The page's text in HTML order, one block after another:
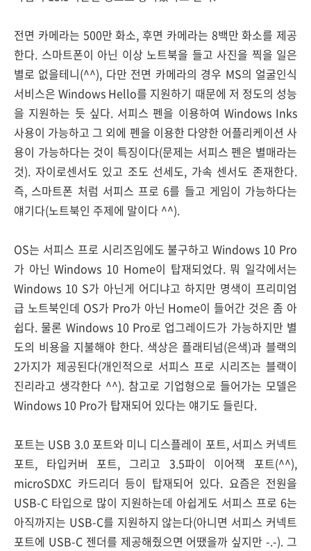
전면 카메라는 500만 화소, 후면 카메라는 8백만 화소를 제공
한다. 스마트폰이 아닌 이상 노트북을 들고 사진을 찍을 일은
별로 없을테니(^^), 다만 전면 카메라의 경우 MS의 얼굴인식
서비스은 Windows Hello를 지원하기 때문에 저 정도의 성능
을 지원하는 듯 싶다. 서피스 펜을 이용하여 Windows Inks
사용이 가능하고 그 외에 펜을 이용한 다양한 어플리케이션 사
용이 가능하다는 것이 특징이다(문제는 서피스 펜은 별매라는
것). 자이로센서도 있고 조도 선세도, 가속 센서도 존재한다.
즉, 스마트폰 처럼 서피스 프로 6를 들고 게임이 가능하다는
얘기다(노트북인 주제에 말이다 ^^).
OS는 서피스 프로 시리즈임에도 불구하고 Windows 10 Pro
가 아닌 Windows 10 Home이 탑재되었다. 뭐 일각에서는
Windows 10 S가 아닌게 어디냐고 하지만 명색이 프리미엄
급 노트북인데 OS가 Pro가 아닌 Home이 들어간 것은 좀 아
쉽다. 물론 Windows 10 Pro로 업그레이드가 가능하지만 별
도의 비용을 지불해야 한다. 색상은 플래티넘(은색)과 블랙의
2가지가 제공된다(개인적으로 서피스 프로 시리즈는 블랙이
진리라고 생각한다 ^^). 참고로 기업형으로 들어가는 모델은
Windows 10 Pro가 탑재되어 있다는 얘기도 들린다.
포트는 USB 3.0 포트와 미니 디스플레이 포트, 서피스 커넥트
포트, 타입커버 포트, 그리고 3.5파이 이어잭 포트(^^),
microSDXC 카드리더 등이 탑재되어 있다. 요즘은 전원을
USB-C 타입으로 많이 지원하는데 아쉽게도 서피스 프로 6는
아직까지는 USB-C를 지원하지 않는다(아니면 서피스 커넥트
포트에 USB-C 젠더를 제공해줬으면 어땠을까 싶지만 -.-). 그